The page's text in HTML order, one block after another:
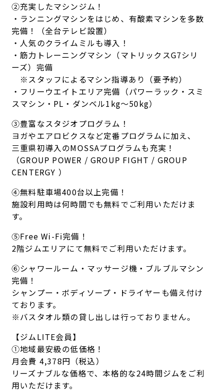
②充実したマシンジム！
・ランニングマシンをはじめ、有酸素マシンを多数
完備！（全台テレビ設置）
・人気のクライムミルも導入！
・筋力トレーニングマシン（マトリックスG7シリ
ーズ）完備
※スタッフによるマシン指導あり（要予約）
・フリーウエイトエリア完備（パワーラック・スミ
スマシン・PL・ダンベル1kg～50kg）
③豊富なスタジオプログラム！
ヨガやエアロビクスなど定番プログラムに加え、
三重県初導入のMOSSAプログラムも充実！
（GROUP POWER / GROUP FIGHT / GROUP
CENTERGY ）
④無料駐車場400台以上完備！
施設利用時は何時間でも無料でご利用いただけま
す。
⑤Free Wi-Fi完備！
2階ジムエリアにて無料でご利用いただけます。
⑥シャワールーム・マッサージ機・ブルブルマシン
完備！
シャンプー・ボディソープ・ドライヤーも備え付け
ております。
※バスタオル類の貸し出しは行っておりません。
【ジムLITE会員】
①地域最安級の低価格！
月会費 4,378円（税込）
リーズナブルな価格で、本格的な24時間ジムをご利
用いただけます。